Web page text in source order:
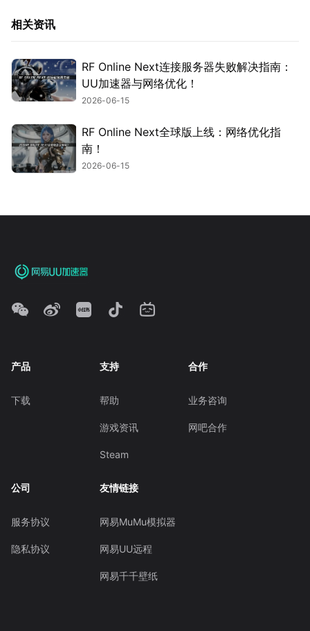
相关资讯
RF Online Next连接服务器失败解决指南：
UU加速器与网络优化！
2026-06-15
RF Online Next全球版上线：网络优化指
南！
2026-06-15
产品
下载
支持
帮助
游戏资讯
Steam
合作
业务咨询
网吧合作
公司
服务协议
隐私协议
友情链接
网易MuMu模拟器
网易UU远程
网易千千壁纸